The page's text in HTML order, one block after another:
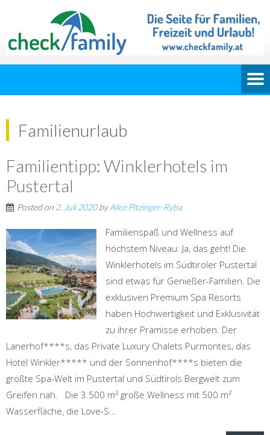
Familienurlaub
Familientipp: Winklerhotels im
Pustertal
Posted on 2. Juli 2020byAlice Pitzinger-Ryba
Familienspaß und Wellness auf
höchstem Niveau: Ja, das geht! Die
Winklerhotels im Südtiroler Pustertal
sind etwas für Genießer-Familien. Die
exklusiven Premium Spa Resorts
haben Hochwertigkeit und Exklusivität
zu ihrer Prämisse erhoben. Der
Lanerhof****s, das Private Luxury Chalets Purmontes, das
Hotel Winkler***** und der Sonnenhof****s bieten die
größte Spa-Welt im Pustertal und Südtirols Bergwelt zum
Greifen nah. Die 3.500 m² große Wellness mit 500 m²
Wasserfläche, die Love-S...